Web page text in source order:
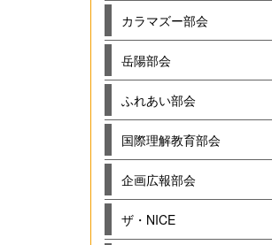
カラマズー部会
岳陽部会
ふれあい部会
国際理解教育部会
企画広報部会
ザ・NICE